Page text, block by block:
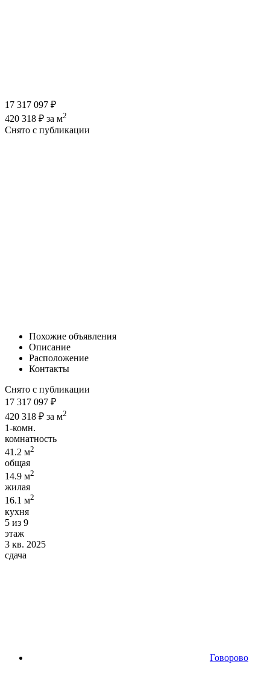
17 317 097 ₽
420 318 ₽ за м2
Снято с публикации
Похожие объявления
Описание
Расположение
Контакты
Снято с публикации
17 317 097 ₽
420 318 ₽ за м2
1-комн.
комнатность
41.2 м2
общая
14.9 м2
жилая
16.1 м2
кухня
5 из 9
этаж
3 кв. 2025
сдача
Говорово